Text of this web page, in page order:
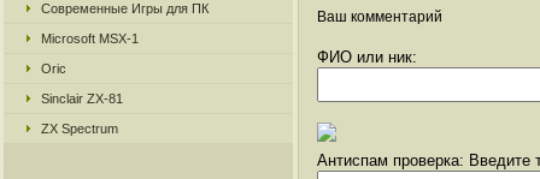
Современные Игры для ПК
Microsoft MSX-1
Oric
Sinclair ZX-81
ZX Spectrum
Ваш комментарий
ФИО или ник:
Антиспам проверка: Введите